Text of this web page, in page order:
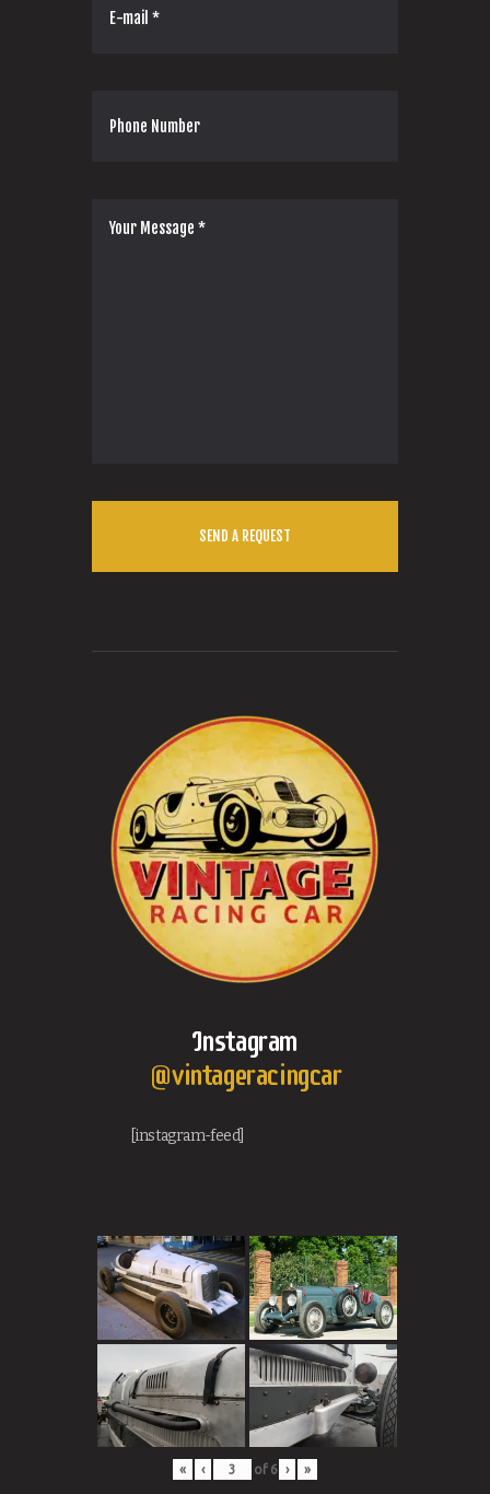
Instagram
@vintageracingcar
[instagram-feed]
« ‹ of 6 › »